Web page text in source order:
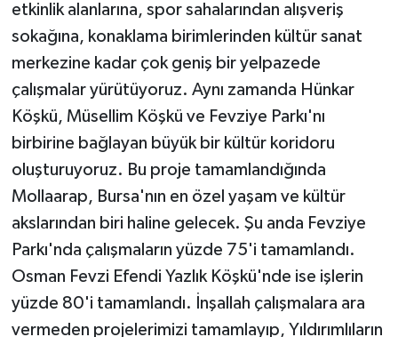
etkinlik alanlarına, spor sahalarından alışveriş
sokağına, konaklama birimlerinden kültür sanat
merkezine kadar çok geniş bir yelpazede
çalışmalar yürütüyoruz. Aynı zamanda Hünkar
Köşkü, Müsellim Köşkü ve Fevziye Parkı'nı
birbirine bağlayan büyük bir kültür koridoru
oluşturuyoruz. Bu proje tamamlandığında
Mollaarap, Bursa'nın en özel yaşam ve kültür
akslarından biri haline gelecek. Şu anda Fevziye
Parkı'nda çalışmaların yüzde 75'i tamamlandı.
Osman Fevzi Efendi Yazlık Köşkü'nde ise işlerin
yüzde 80'i tamamlandı. İnşallah çalışmalara ara
vermeden projelerimizi tamamlayıp, Yıldırımlıların